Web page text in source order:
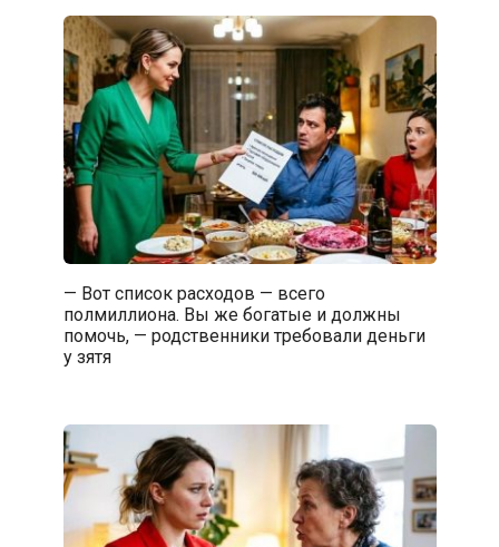
— Вот список расходов — всего
полмиллиона. Вы же богатые и должны
помочь, — родственники требовали деньги
у зятя